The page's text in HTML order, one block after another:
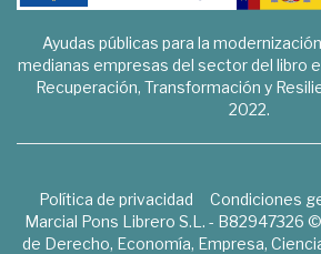
Ayudas públicas para la
medianas empresas del sector del libro
Recuperación, Transformación y
2022.
Política de privacidad Condiciones
Marcial Pons Librero S.L. - B82947326
de Derecho, Economía, Empresa,